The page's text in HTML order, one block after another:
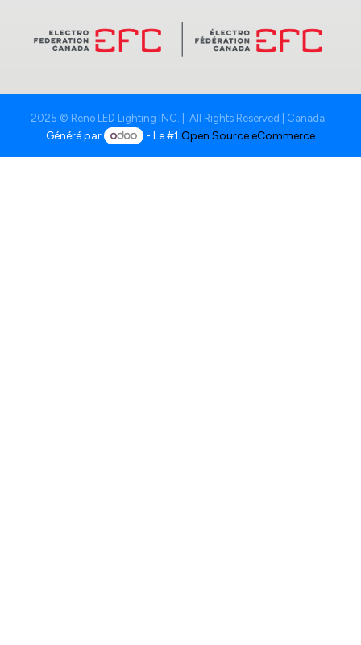
2025 © Reno LED Lighting INC. | All Rights Reserved | Canada
Généré par - Le #1 Open Source eCommerce